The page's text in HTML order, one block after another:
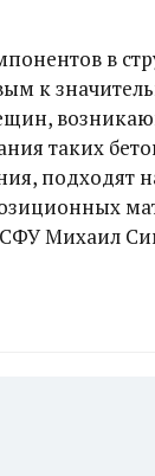
в
к
таких
подходят
СФУ Михаил